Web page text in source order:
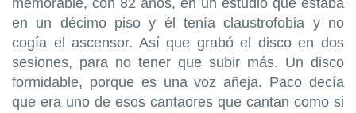
memorable, con 82 años, en un estudio que estaba
en un décimo piso y él tenía claustrofobia y no
cogía el ascensor. Así que grabó el disco en dos
sesiones, para no tener que subir más. Un disco
formidable, porque es una voz añeja. Paco decía
que era uno de esos cantaores que cantan como si